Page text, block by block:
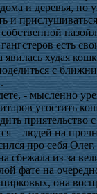
и деревья,
и
есть
худая
с
- мысленно
угостить
приятельство
– людей на
про себя
сбежала из-за
фате на
она